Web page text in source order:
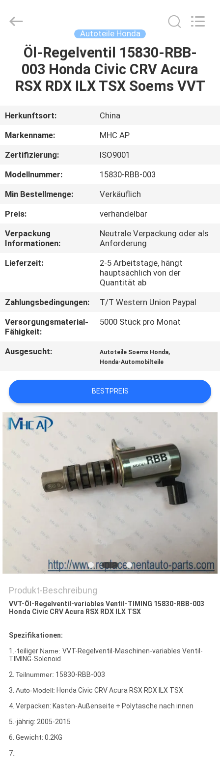
HEIM
PRODUKTE
ÜBER
UNS
FABRIK-
AUSFLUG
QUALITÄTSKONTROLLE
KONTAKTIERE
UNS
SIE
EIN
ZITAT
PRIVACY
POLICY
Parts
Limited.
Autoteile Honda
Öl-Regelventil 15830-RBB-
003 Honda Civic CRV Acura
RSX RDX ILX TSX Soems VVT
Herkunftsort:
China
Markenname:
MHC AP
Zertifizierung:
ISO9001
Modellnummer:
15830-RBB-003
Min Bestellmenge:
Verkäuflich
Preis:
verhandelbar
Verpackung
Informationen:
Neutrale Verpackung oder als
Anforderung
Lieferzeit:
2-5 Arbeitstage, hängt
hauptsächlich von der
Quantität ab
Zahlungsbedingungen:
T/T Western Union Paypal
Versorgungsmaterial-
Fähigkeit:
5000 Stück pro Monat
Ausgesucht: Autoteile Soems Honda,
Honda-Automobilteile
BESTPREIS
Produkt-Beschreibung
VVT-Öl-Regelventil-variables Ventil-TIMING 15830-RBB-003
Honda Civic CRV Acura RSX RDX ILX TSX
Spezifikationen:
1.-teiliger Name: VVT-Regelventil-Maschinen-variables Ventil-
TIMING-Solenoid
2. Teilnummer: 15830-RBB-003
3. Auto-Modell: Honda Civic CRV Acura RSX RDX ILX TSX
4. Verpacken: Kasten-Außenseite + Polytasche nach innen
5.-jährig: 2005-2015
6. Gewicht: 0.2KG
7.: